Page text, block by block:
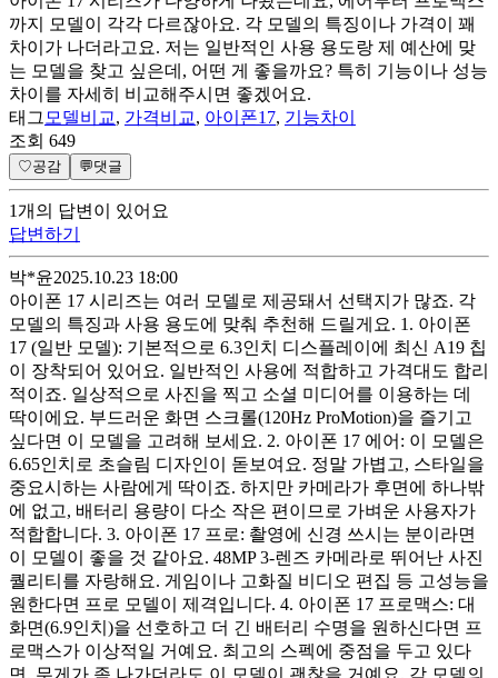
까지 모델이 각각 다르잖아요. 각 모델의 특징이나 가격이 꽤
차이가 나더라고요. 저는 일반적인 사용 용도랑 제 예산에 맞
는 모델을 찾고 싶은데, 어떤 게 좋을까요? 특히 기능이나 성능
차이를 자세히 비교해주시면 좋겠어요.
태그 모델비교, 가격비교, 아이폰17, 기능차이
조회 649
♡공감 💬댓글
1개 의 답변이 있어요
답변하기
박*윤2025.10.23 18:00
아이폰 17 시리즈는 여러 모델로 제공돼서 선택지가 많죠. 각
모델의 특징과 사용 용도에 맞춰 추천해 드릴게요. 1. 아이폰
17 (일반 모델): 기본적으로 6.3인치 디스플레이에 최신 A19 칩
이 장착되어 있어요. 일반적인 사용에 적합하고 가격대도 합리
적이죠. 일상적으로 사진을 찍고 소셜 미디어를 이용하는 데
딱이에요. 부드러운 화면 스크롤(120Hz ProMotion)을 즐기고
싶다면 이 모델을 고려해 보세요. 2. 아이폰 17 에어: 이 모델은
6.65인치로 초슬림 디자인이 돋보여요. 정말 가볍고, 스타일을
중요시하는 사람에게 딱이죠. 하지만 카메라가 후면에 하나밖
에 없고, 배터리 용량이 다소 작은 편이므로 가벼운 사용자가
적합합니다. 3. 아이폰 17 프로: 촬영에 신경 쓰시는 분이라면
이 모델이 좋을 것 같아요. 48MP 3-렌즈 카메라로 뛰어난 사진
퀄리티를 자랑해요. 게임이나 고화질 비디오 편집 등 고성능을
원한다면 프로 모델이 제격입니다. 4. 아이폰 17 프로맥스: 대
화면(6.9인치)을 선호하고 더 긴 배터리 수명을 원하신다면 프
로맥스가 이상적일 거예요. 최고의 스펙에 중점을 두고 있다
면, 무게가 좀 나가더라도 이 모델이 괜찮을 거예요. 각 모델의